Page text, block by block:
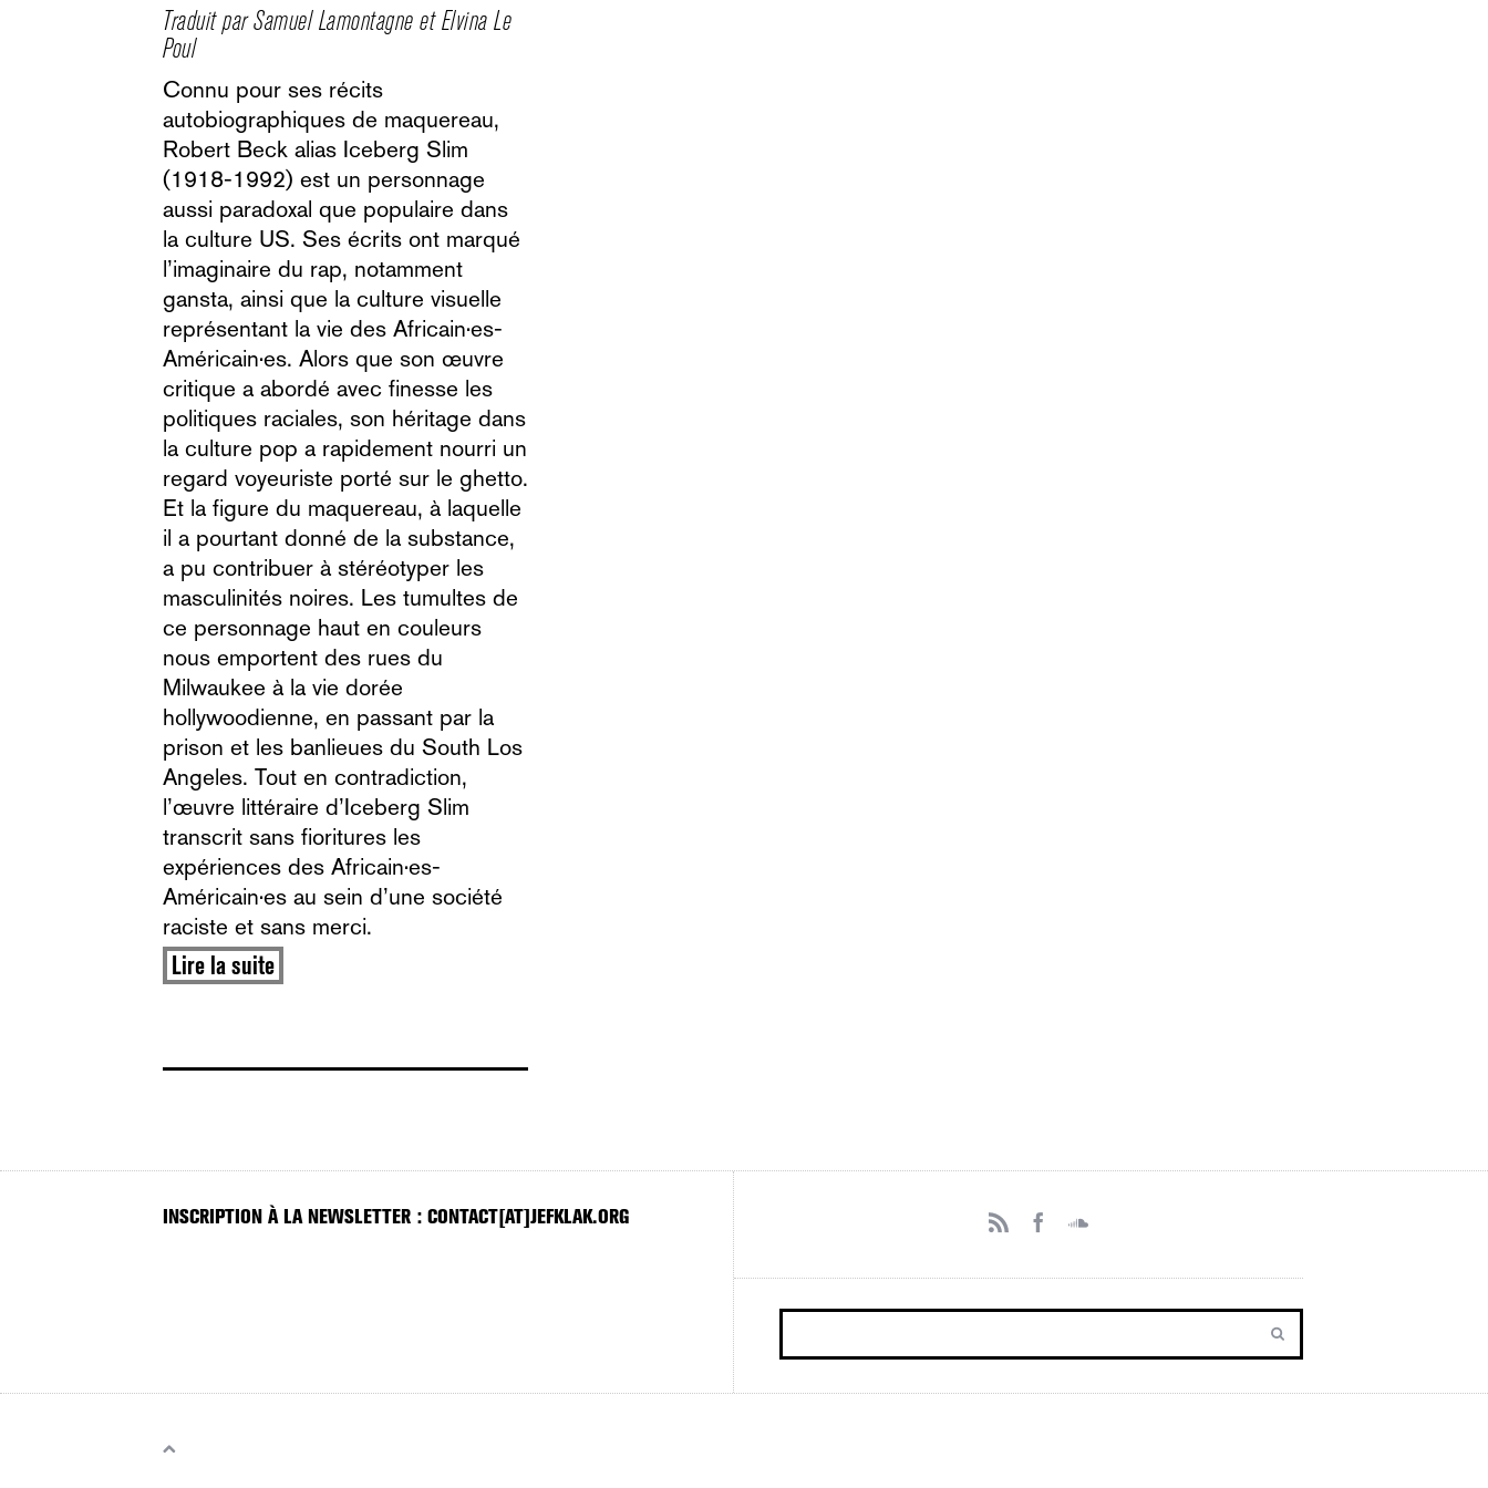
Traduit par Samuel Lamontagne et Elvina Le
Poul
Connu pour ses récits
autobiographiques de maquereau,
Robert Beck alias Iceberg Slim
(1918-1992) est un personnage
aussi paradoxal que populaire dans
la culture US. Ses écrits ont marqué
l’imaginaire du rap, notamment
gansta, ainsi que la culture visuelle
représentant la vie des Africain·es-
Américain·es. Alors que son œuvre
critique a abordé avec finesse les
politiques raciales, son héritage dans
la culture pop a rapidement nourri un
regard voyeuriste porté sur le ghetto.
Et la figure du maquereau, à laquelle
il a pourtant donné de la substance,
a pu contribuer à stéréotyper les
masculinités noires. Les tumultes de
ce personnage haut en couleurs
nous emportent des rues du
Milwaukee à la vie dorée
hollywoodienne, en passant par la
prison et les banlieues du South Los
Angeles. Tout en contradiction,
l’œuvre littéraire d’Iceberg Slim
transcrit sans fioritures les
expériences des Africain·es-
Américain·es au sein d’une société
raciste et sans merci.
Lire la suite
INSCRIPTION À LA NEWSLETTER : CONTACT[AT]JEFKLAK.ORG